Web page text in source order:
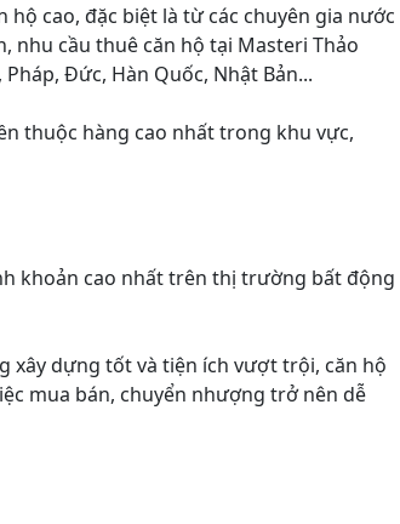
cao, đặc biệt là từ các chuyên gia nước
nhu cầu thuê căn hộ tại Masteri Thảo
Đức, Hàn Quốc, Nhật Bản...
thuộc hàng cao nhất trong khu vực,
khoản cao nhất trên thị trường bất động
xây dựng tốt và tiện ích vượt trội, căn hộ
mua bán, chuyển nhượng trở nên dễ